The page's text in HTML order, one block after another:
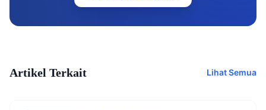
Artikel Terkait Lihat Semua